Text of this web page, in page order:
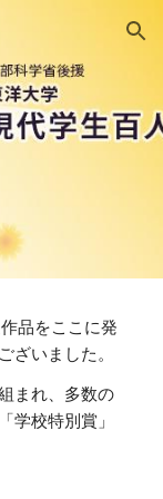
Skip to navigation
品をここに発
ざいました。
まれ、多数の
学校特別賞」